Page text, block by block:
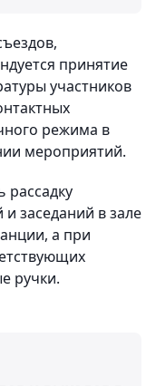
принятие
участников
режима в
мероприятий.
рассадку
заседаний в зале
а при
ручки.